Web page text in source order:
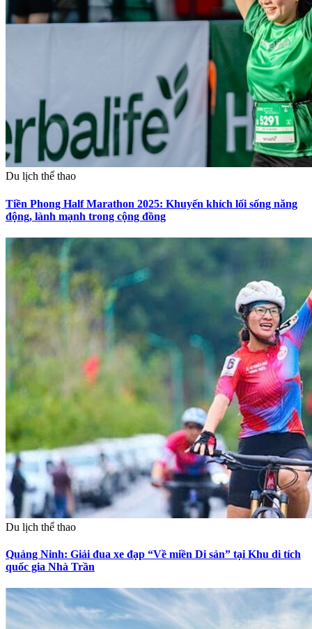
Du lịch thể thao
Tiền Phong Half Marathon 2025: Khuyến khích lối sống năng
động, lành mạnh trong cộng đồng
Du lịch thể thao
Quảng Ninh: Giải đua xe đạp “Về miền Di sản” tại Khu di tích
quốc gia Nhà Trần